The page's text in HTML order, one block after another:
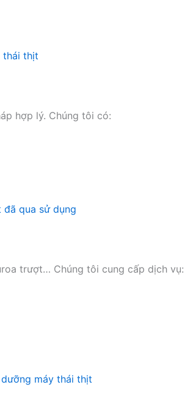
thái thịt
hợp lý. Chúng tôi có:
qua sử dụng
trượt… Chúng tôi cung cấp dịch vụ:
máy thái thịt